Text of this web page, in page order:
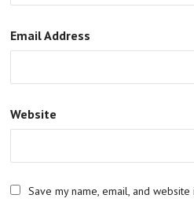
Email Address
Website
Save my name, email, and